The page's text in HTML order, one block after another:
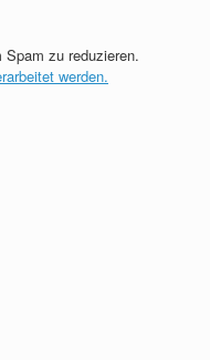
zu reduzieren.
werden.